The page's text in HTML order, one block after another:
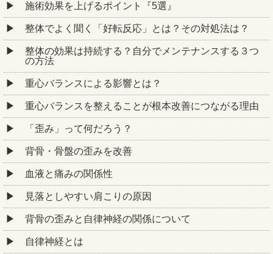
施術効果を上げるポイント『5選』
整体でよく聞く「好転反応」とは？その対処法は？
整体の効果は持続する？自分でメンテナンスする３つ
の方法
重心バランスによる影響とは？
重心バランスを整えることが根本改善につながる理由
「歪み」って何だろう？
背骨・骨盤の歪みを改善
血液と痛みの関係性
見落としやすい肩こりの原因
背骨の歪みと自律神経の関係について
自律神経とは